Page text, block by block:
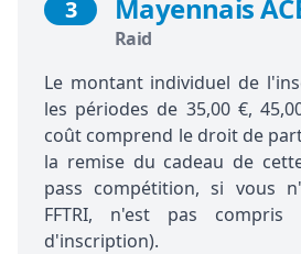
3 Mayennais
Raid
Le montant individuel de
les périodes de 35,00 €,
coût comprend le droit de
la remise du cadeau de
pass compétition, si vous
FFTRI, n'est pas
d'inscription).